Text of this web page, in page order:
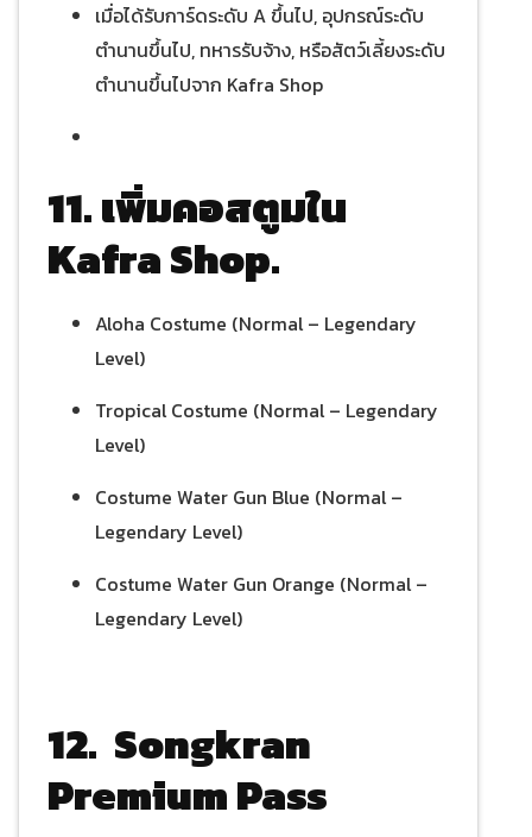
เมื่อได้รับการ์ดระดับ A ขึ้นไป, อุปกรณ์ระดับ
ตำนานขึ้นไป, ทหารรับจ้าง, หรือสัตว์เลี้ยงระดับ
ตำนานขึ้นไปจาก Kafra Shop
11. เพิ่มคอสตูมใน
Kafra Shop.
Aloha Costume (Normal – Legendary
Level)
Tropical Costume (Normal – Legendary
Level)
Costume Water Gun Blue (Normal –
Legendary Level)
Costume Water Gun Orange (Normal –
Legendary Level)
12. Songkran
Premium Pass